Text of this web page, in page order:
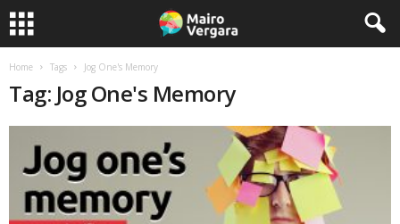
Home Tags Jog One's Memory
Tag: Jog One's Memory